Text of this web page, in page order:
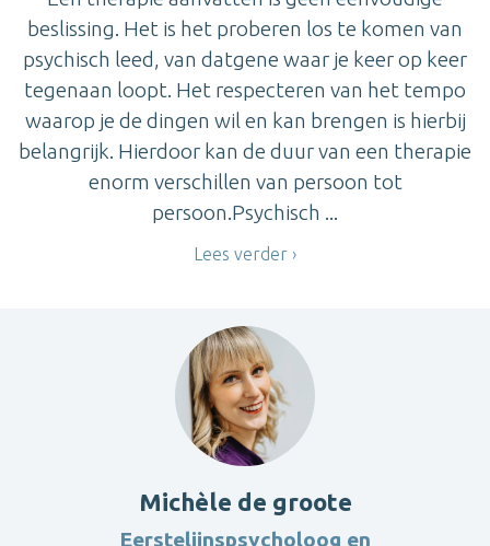
beslissing. Het is het proberen los te komen van
psychisch leed, van datgene waar je keer op keer
tegenaan loopt. Het respecteren van het tempo
waarop je de dingen wil en kan brengen is hierbij
belangrijk. Hierdoor kan de duur van een therapie
enorm verschillen van persoon tot
persoon.Psychisch ...
Lees verder
Michèle de groote
Eerstelijnspsycholoog en